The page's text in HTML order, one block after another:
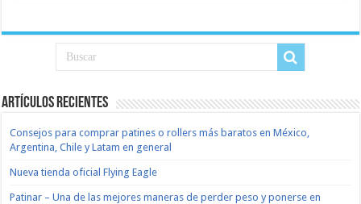
Artículos recientes
Consejos para comprar patines o rollers más baratos en México,
Argentina, Chile y Latam en general
Nueva tienda oficial Flying Eagle
Patinar – Una de las mejores maneras de perder peso y ponerse en